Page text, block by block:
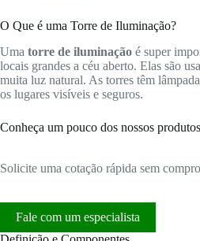
O Que é uma Torre de Iluminação?
Uma torre de iluminação é super
locais grandes a céu aberto. Elas são
muita luz natural. As torres têm
os lugares visíveis e seguros.
Conheça um pouco dos nossos produtos
Solicite uma cotação rápida sem
Fale com um especialista